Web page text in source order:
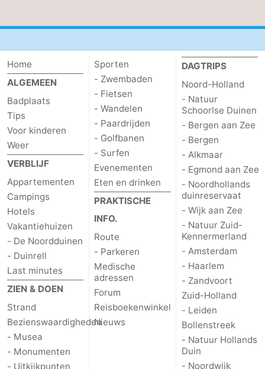
Home
ALGEMEEN
Badplaats
Tips
Voor kinderen
Weer
VERBLIJF
Appartementen
Campings
Hotels
Vakantiehuizen
- De Noordduinen
- Duinrell
Last minutes
ZIEN & DOEN
Strand
Bezienswaardigheden
- Musea
- Monumenten
- Uitkijkpunten
Sporten
- Zwembaden
- Fietsen
- Wandelen
- Paardrijden
- Golfbanen
- Surfen
Evenementen
Eten en drinken
PRAKTISCHE
INFO.
Route
- Parkeren
Medische
adressen
Forum
Reisboekenwinkel
Nieuws
DAGTRIPS
Noord-Holland
- Natuur
Schoorlse Duinen
- Bergen aan Zee
- Bergen
- Alkmaar
- Egmond aan Zee
- Noordhollands
duinreservaat
- Wijk aan Zee
- Natuur Zuid-
Kennermerland
- Amsterdam
- Haarlem
- Zandvoort
Zuid-Holland
- Leiden
Bollenstreek
- Natuur Hollands
Duin
- Noordwijk